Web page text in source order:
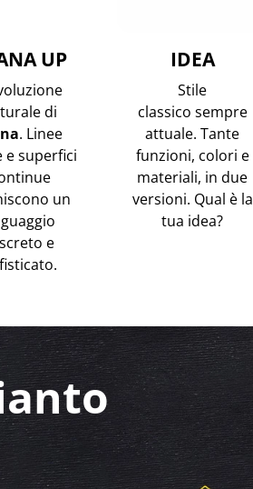
UP
di
. Linee
e superfici
un
e
IDEA
Stile
classico sempre
attuale. Tante
funzioni, colori e
materiali, in due
versioni. Qual è la
tua idea?